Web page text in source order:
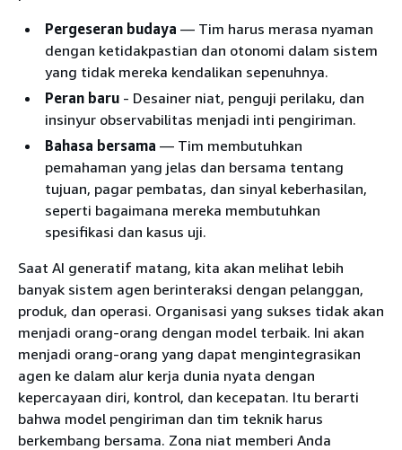
Pergeseran budaya — Tim harus merasa nyaman
dengan ketidakpastian dan otonomi dalam sistem
yang tidak mereka kendalikan sepenuhnya.
Peran baru - Desainer niat, penguji perilaku, dan
insinyur observabilitas menjadi inti pengiriman.
Bahasa bersama — Tim membutuhkan
pemahaman yang jelas dan bersama tentang
tujuan, pagar pembatas, dan sinyal keberhasilan,
seperti bagaimana mereka membutuhkan
spesifikasi dan kasus uji.
Saat AI generatif matang, kita akan melihat lebih
banyak sistem agen berinteraksi dengan pelanggan,
produk, dan operasi. Organisasi yang sukses tidak akan
menjadi orang-orang dengan model terbaik. Ini akan
menjadi orang-orang yang dapat mengintegrasikan
agen ke dalam alur kerja dunia nyata dengan
kepercayaan diri, kontrol, dan kecepatan. Itu berarti
bahwa model pengiriman dan tim teknik harus
berkembang bersama. Zona niat memberi Anda